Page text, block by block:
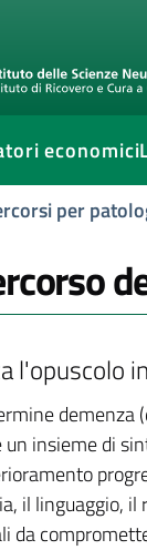
economici
per
l'opuscolo
demenza
un insieme di
il linguaggio,
da